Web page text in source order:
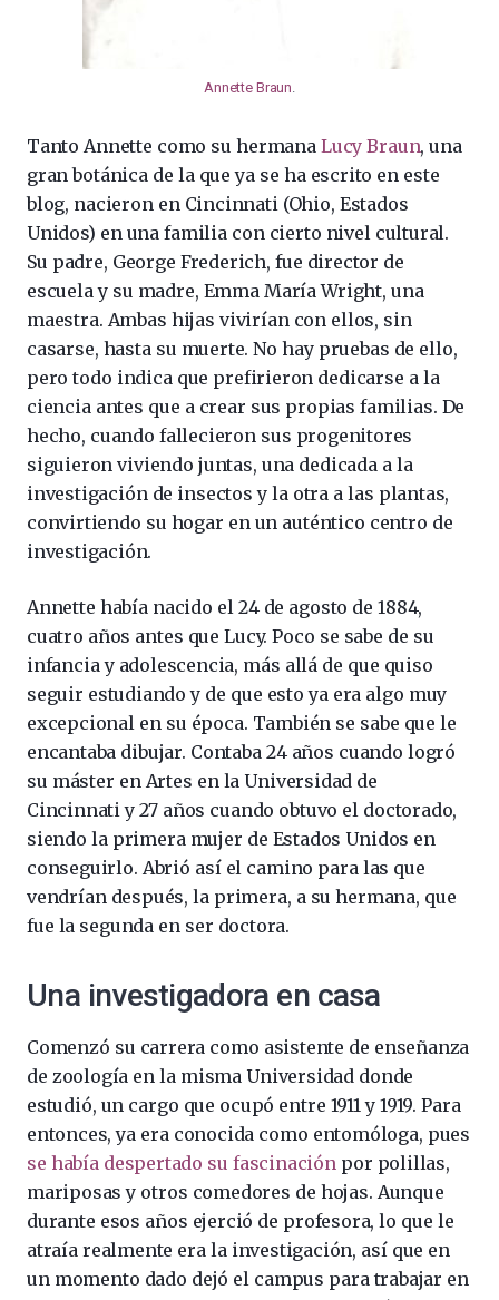
Annette Braun.
Tanto Annette como su hermanaLucy Braun, una
gran botánica de la que ya se ha escrito en este
blog, nacieron en Cincinnati (Ohio, Estados
Unidos) en una familia con cierto nivel cultural.
Su padre, George Frederich, fue director de
escuela y su madre, Emma María Wright, una
maestra. Ambas hijas vivirían con ellos, sin
casarse, hasta su muerte. No hay pruebas de ello,
pero todo indica que prefirieron dedicarse a la
ciencia antes que a crear sus propias familias. De
hecho, cuando fallecieron sus progenitores
siguieron viviendo juntas, una dedicada a la
investigación de insectos y la otra a las plantas,
convirtiendo su hogar en un auténtico centro de
investigación.
Annette había nacido el 24 de agosto de 1884,
cuatro años antes que Lucy. Poco se sabe de su
infancia y adolescencia, más allá de que quiso
seguir estudiando y de que esto ya era algo muy
excepcional en su época. También se sabe que le
encantaba dibujar. Contaba 24 años cuando logró
su máster en Artes en la Universidad de
Cincinnati y 27 años cuando obtuvo el doctorado,
siendo la primera mujer de Estados Unidos en
conseguirlo. Abrió así el camino para las que
vendrían después, la primera, a su hermana, que
fue la segunda en ser doctora.
Una investigadora en casa
Comenzó su carrera como asistente de enseñanza
de zoología en la misma Universidad donde
estudió, un cargo que ocupó entre 1911 y 1919. Para
entonces, ya era conocida como entomóloga, pues
se había despertado su fascinaciónpor polillas,
mariposas y otros comedores de hojas. Aunque
durante esos años ejerció de profesora, lo que le
atraía realmente era la investigación, así que en
un momento dado dejó el campus para trabajar en